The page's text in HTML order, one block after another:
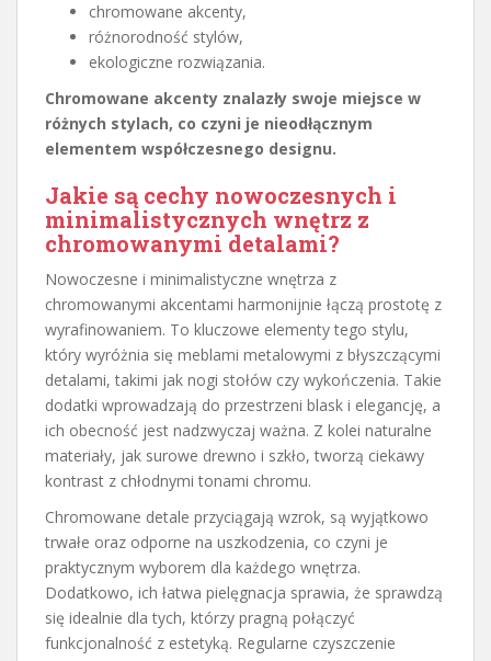
chromowane akcenty,
różnorodność stylów,
ekologiczne rozwiązania.
Chromowane akcenty znalazły swoje miejsce w
różnych stylach, co czyni je nieodłącznym
elementem współczesnego designu.
Jakie są cechy nowoczesnych i
minimalistycznych wnętrz z
chromowanymi detalami?
Nowoczesne i minimalistyczne wnętrza z
chromowanymi akcentami harmonijnie łączą prostotę z
wyrafinowaniem. To kluczowe elementy tego stylu,
który wyróżnia się meblami metalowymi z błyszczącymi
detalami, takimi jak nogi stołów czy wykończenia. Takie
dodatki wprowadzają do przestrzeni blask i elegancję, a
ich obecność jest nadzwyczaj ważna. Z kolei naturalne
materiały, jak surowe drewno i szkło, tworzą ciekawy
kontrast z chłodnymi tonami chromu.
Chromowane detale przyciągają wzrok, są wyjątkowo
trwałe oraz odporne na uszkodzenia, co czyni je
praktycznym wyborem dla każdego wnętrza.
Dodatkowo, ich łatwa pielęgnacja sprawia, że sprawdzą
się idealnie dla tych, którzy pragną połączyć
funkcjonalność z estetyką. Regularne czyszczenie